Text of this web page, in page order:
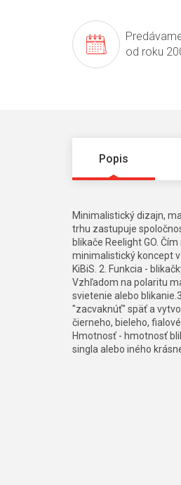
od roku
Popis
Minimalistický dizajn,
trhu zastupuje
blikače Reelight GO.
minimalistický koncept
KiBiS. 2. Funkcia -
Vzhľadom na polaritu
svietenie alebo
"zacvaknúť" späť a
čierneho, bieleho,
Hmotnosť - hmotnosť
singla alebo iného